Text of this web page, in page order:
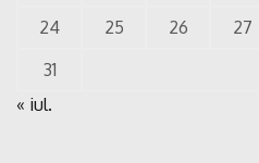
24
25 26 27
31
« iul.